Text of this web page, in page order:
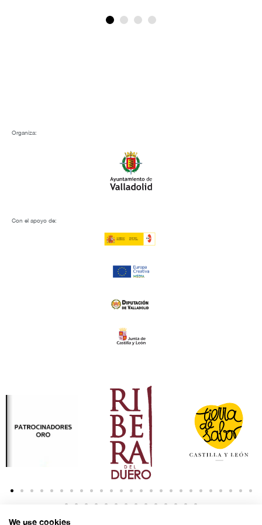
Organiza:
Con el apoyo de:
We use cookies